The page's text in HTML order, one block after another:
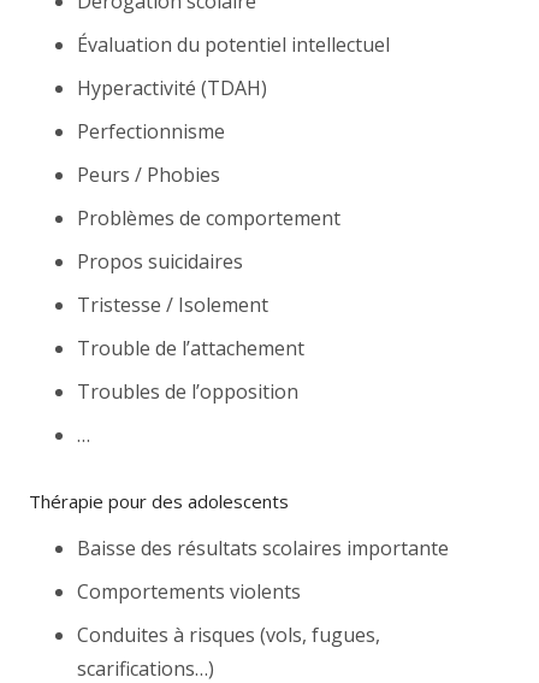
Évaluation du potentiel intellectuel
Hyperactivité (TDAH)
Perfectionnisme
Peurs / Phobies
Problèmes de comportement
Propos suicidaires
Tristesse / Isolement
Trouble de l’attachement
Troubles de l’opposition
…
Thérapie pour des adolescents
Baisse des résultats scolaires importante
Comportements violents
Conduites à risques (vols, fugues,
scarifications…)